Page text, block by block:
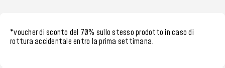
*voucher di sconto del 70% sullo stesso prodotto in caso di
rottura accidentale entro laprima settimana.